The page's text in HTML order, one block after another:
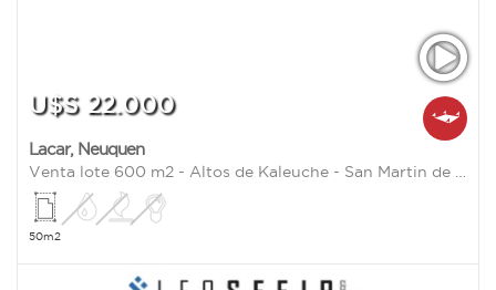
U$S 22.000
Lacar, Neuquen
Venta lote 600 m2 - Altos de Kaleuche - San Martin de los Andes
50m2